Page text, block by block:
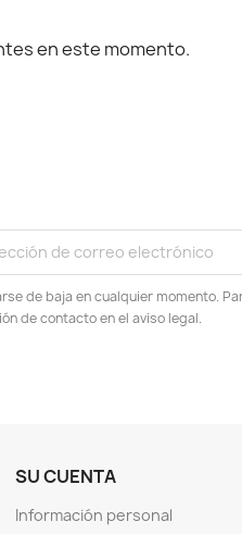
en este momento.
de baja en cualquier momento.
de contacto en el aviso legal.
SU CUENTA
Información personal